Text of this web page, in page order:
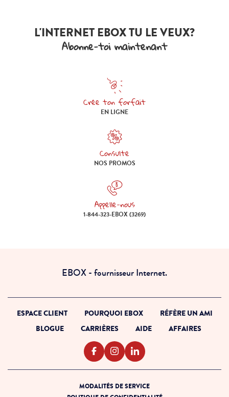
L'INTERNET EBOX TU LE VEUX?
Abonne-toi maintenant
Crée ton forfait
Crée ton forfait en ligne
EN LIGNE
Consulte
Consulte nos promos
NOS PROMOS
Appelle-nous
Appelle-nous 1-844-323-EBOX
1-844-323-EBOX (3269)
EBOX - fournisseur Internet.
ESPACE CLIENT POURQUOI EBOX
RÉFÈRE UN AMI
BLOGUE
CARRIÈRES AIDE AFFAIRES
MODALITÉS DE SERVICE